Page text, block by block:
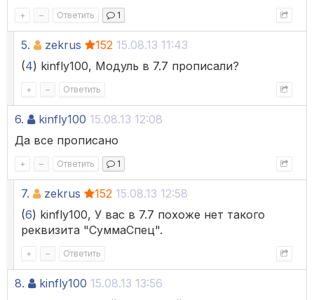
+ – Ответить 1
5. zekrus 152 15.08.13 11:43
(4) kinfly100, Модуль в 7.7 прописали?
+ – Ответить
6. kinfly100 15.08.13 12:08
Да все прописано
+ – Ответить 1
7. zekrus 152 15.08.13 12:58
(6) kinfly100, У вас в 7.7 похоже нет такого
реквизита "СуммаСпец".
+ – Ответить
8. kinfly100 15.08.13 13:56